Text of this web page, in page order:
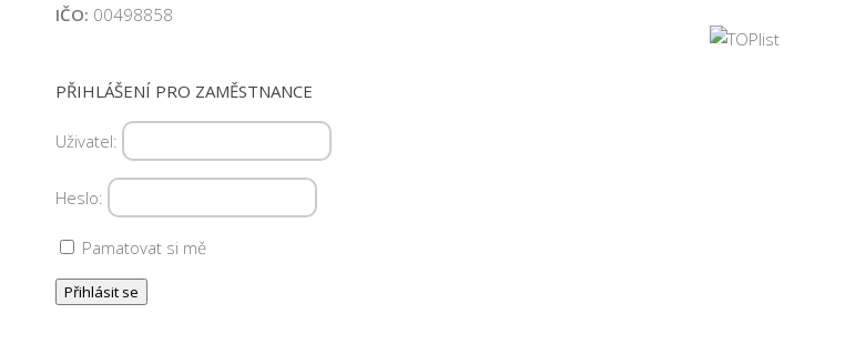
IČO: 00498858
PŘIHLÁŠENÍ PRO ZAMĚSTNANCE
Uživatel:
Heslo:
Pamatovat si mě